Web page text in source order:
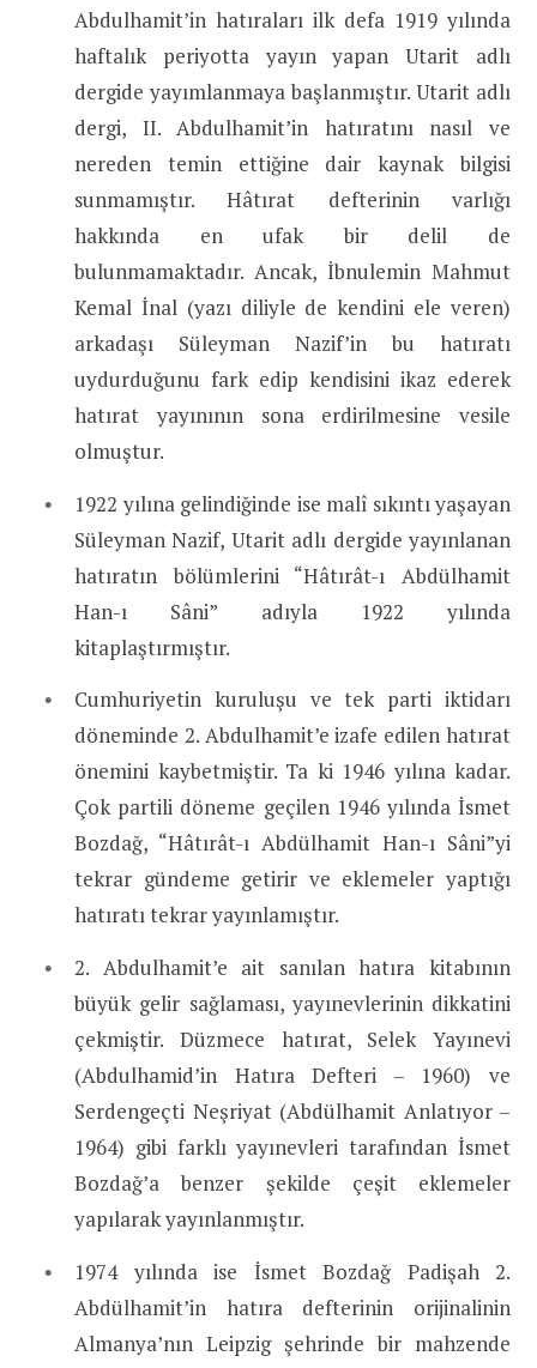
Abdulhamit’in hatıraları ilk defa 1919 yılında
haftalık periyotta yayın yapan Utarit adlı
dergide yayımlanmaya başlanmıştır. Utarit adlı
dergi, II. Abdulhamit’in hatıratını nasıl ve
nereden temin ettiğine dair kaynak bilgisi
sunmamıştır. Hâtırat defterinin varlığı
hakkında en ufak bir delil de
bulunmamaktadır. Ancak, İbnulemin Mahmut
Kemal İnal (yazı diliyle de kendini ele veren)
arkadaşı Süleyman Nazif’in bu hatıratı
uydurduğunu fark edip kendisini ikaz ederek
hatırat yayınının sona erdirilmesine vesile
olmuştur.
1922 yılına gelindiğinde ise malî sıkıntı yaşayan
Süleyman Nazif, Utarit adlı dergide yayınlanan
hatıratın bölümlerini “Hâtırât-ı Abdülhamit
Han-ı Sâni” adıyla 1922 yılında
kitaplaştırmıştır.
Cumhuriyetin kuruluşu ve tek parti iktidarı
döneminde 2. Abdulhamit’e izafe edilen hatırat
önemini kaybetmiştir. Ta ki 1946 yılına kadar.
Çok partili döneme geçilen 1946 yılında İsmet
Bozdağ, “Hâtırât-ı Abdülhamit Han-ı Sâni”yi
tekrar gündeme getirir ve eklemeler yaptığı
hatıratı tekrar yayınlamıştır.
2. Abdulhamit’e ait sanılan hatıra kitabının
büyük gelir sağlaması, yayınevlerinin dikkatini
çekmiştir. Düzmece hatırat, Selek Yayınevi
(Abdulhamid’in Hatıra Defteri – 1960) ve
Serdengeçti Neşriyat (Abdülhamit Anlatıyor –
1964) gibi farklı yayınevleri tarafından İsmet
Bozdağ’a benzer şekilde çeşit eklemeler
yapılarak yayınlanmıştır.
1974 yılında ise İsmet Bozdağ Padişah 2.
Abdülhamit’in hatıra defterinin orijinalinin
Almanya’nın Leipzig şehrinde bir mahzende